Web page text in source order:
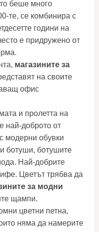
беше много
те, се комбинира с
години на
е придружено от
магазините за
на своите
офис
и пролетта на
най-доброто от
модерни обувки
ботуши, ботушите
Най-добрите
Цветът трябва да
за модни
щампи.
цветни петна,
няма да намерите